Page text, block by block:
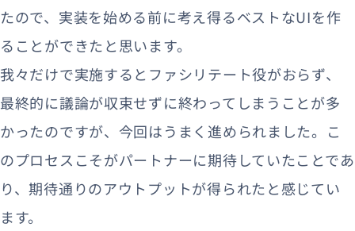
たので、実装を始める前に考え得るベストなUIを作
ることができたと思います。
我々だけで実施するとファシリテート役がおらず、
最終的に議論が収束せずに終わってしまうことが多
かったのですが、今回はうまく進められました。こ
のプロセスこそがパートナーに期待していたことであ
り、期待通りのアウトプットが得られたと感じてい
ます。